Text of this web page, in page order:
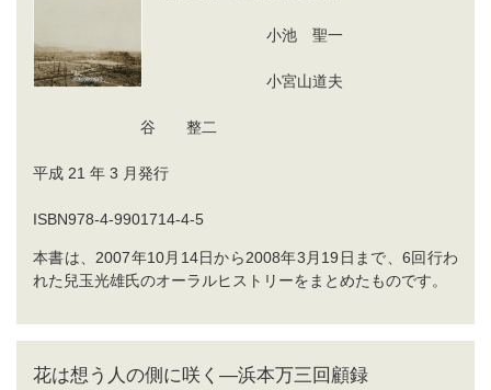
小池 聖一
小宮山道夫
谷 整二
平成 21 年 3 月発行
ISBN978-4-9901714-4-5
本書は、2007年10月14日から2008年3月19日まで、6回行わ
れた兒玉光雄氏のオーラルヒストリーをまとめたものです。
花は想う人の側に咲く―浜本万三回顧録